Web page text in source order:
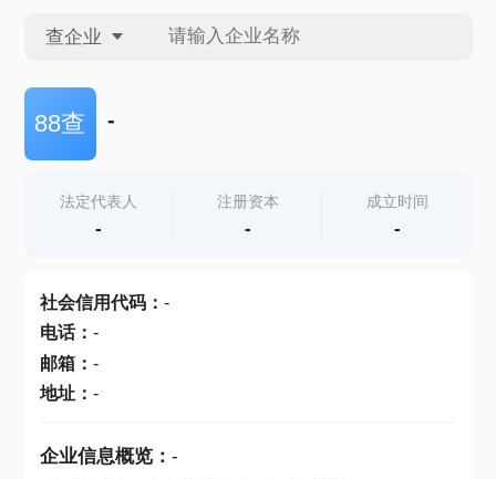
查企业
查企业
查产地
88查 -
法定代表人
-
注册资本
-
成立时间
-
社会信用代码： -
电话： -
邮箱： -
地址： -
企业信息概览： -